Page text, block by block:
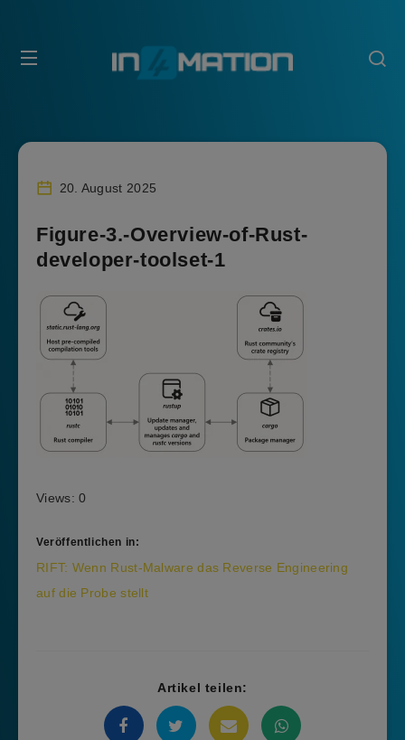
20. August 2025
Figure-3.-Overview-of-Rust-
developer-toolset-1
Views: 0
Veröffentlichen in:
Beitragsnavigation
RIFT: Wenn Rust-Malware das Reverse Engineering
auf die Probe stellt
Artikel teilen: